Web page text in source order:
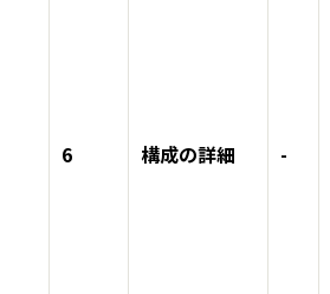
6 構成の詳細 -